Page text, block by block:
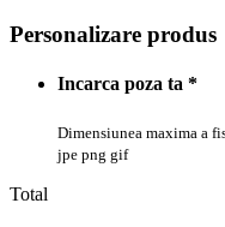
Personalizare produs
Incarca poza ta *
Dimensiunea maxima a
jpe png gif
Total